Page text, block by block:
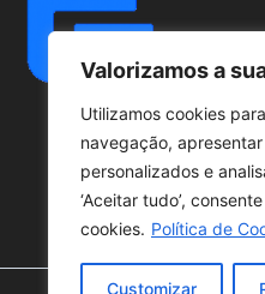
Valorizamos a
Utilizamos cookies
navegação,
personalizados e
‘Aceitar tudo’,
cookies. Política de
Customizar